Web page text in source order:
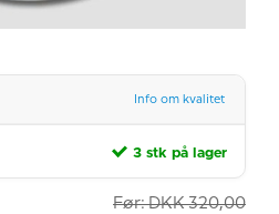
Info om kvalitet
3 stk på lager
Før: DKK 320,00